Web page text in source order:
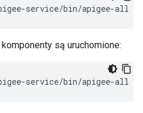
service/bin/apigee-all
są uruchomione:
service/bin/apigee-all